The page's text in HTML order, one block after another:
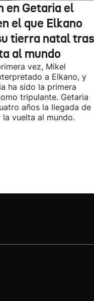
en Getaria el
el que Elkano
tierra natal tras
al mundo
vez, Mikel
a Elkano, y
ha sido la primera
tripulante. Getaria
años la llegada de
vuelta al mundo.